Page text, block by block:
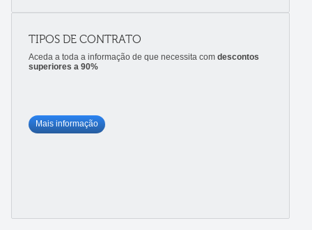
TIPOS DE CONTRATO
Aceda a toda a informação de que necessita com descontos
superiores a 90%
Mais informação